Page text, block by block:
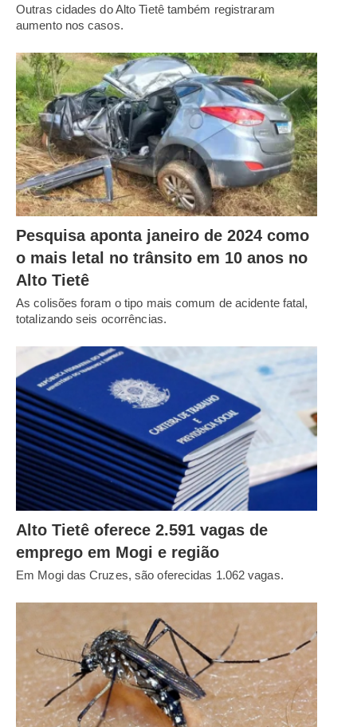
Outras cidades do Alto Tietê também registraram
aumento nos casos.
Pesquisa aponta janeiro de 2024 como
o mais letal no trânsito em 10 anos no
Alto Tietê
As colisões foram o tipo mais comum de acidente fatal,
totalizando seis ocorrências.
Alto Tietê oferece 2.591 vagas de
emprego em Mogi e região
Em Mogi das Cruzes, são oferecidas 1.062 vagas.